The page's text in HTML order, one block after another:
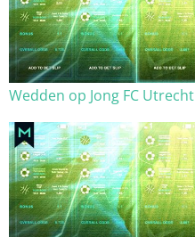
Wedden op Jong FC Utrecht